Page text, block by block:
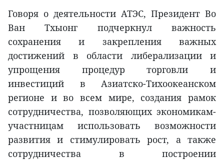
Говоря о деятельности АТЭС, Президент Во
Ван Тхыонг подчеркнул важность
сохранения и закрепления важных
достижений в области либерализации и
упрощения процедур торговли и
инвестиций в Азиатско-Тихоокеанском
регионе и во всем мире, создания рамок
сотрудничества, позволяющих экономикам-
участницам использовать возможности
развития и стимулировать рост, а также
сотрудничества в построении